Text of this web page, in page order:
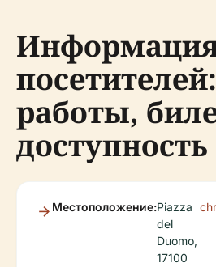
работы,
доступность
Местоположение:Piazza
del
Duomo,
17100